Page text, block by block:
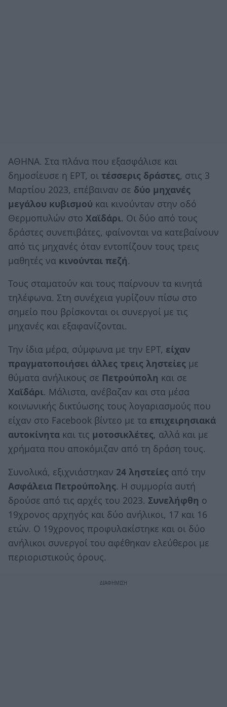
ΑΘΗΝΑ. Στα πλάνα που εξασφάλισε και
δημοσίευσε η ΕΡΤ, οι τέσσερις δράστες, στις 3
Μαρτίου 2023, επέβαιναν σε δύο μηχανές
μεγάλου κυβισμού και κινούνταν στην οδό
Θερμοπυλών στο Χαϊδάρι. Οι δύο από τους
δράστες συνεπιβάτες, φαίνονται να κατεβαίνουν
από τις μηχανές όταν εντοπίζουν τους τρεις
μαθητές να κινούνται πεζή.
Τους σταματούν και τους παίρνουν τα κινητά
τηλέφωνα. Στη συνέχεια γυρίζουν πίσω στο
σημείο που βρίσκονται οι συνεργοί με τις
μηχανές και εξαφανίζονται.
Την ίδια μέρα, σύμφωνα με την ΕΡΤ, είχαν
πραγματοποιήσει άλλες τρεις ληστείες με
θύματα ανήλικους σε Πετρούπολη και σε
Χαϊδάρι. Μάλιστα, ανέβαζαν και στα μέσα
κοινωνικής δικτύωσης τους λογαριασμούς που
είχαν στο Facebook βίντεο με τα επιχειρησιακά
αυτοκίνητα και τις μοτοσικλέτες, αλλά και με
χρήματα που αποκόμιζαν από τη δράση τους.
Συνολικά, εξιχνιάστηκαν 24 ληστείες από την
Ασφάλεια Πετρούπολης. Η συμμορία αυτή
δρούσε από τις αρχές του 2023. Συνελήφθη ο
19χρονος αρχηγός και δύο ανήλικοι, 17 και 16
ετών. Ο 19χρονος προφυλακίστηκε και οι δύο
ανήλικοι συνεργοί του αφέθηκαν ελεύθεροι με
περιοριστικούς όρους.